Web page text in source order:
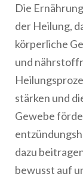
Die
der Heilung,
körperliche
und
stärken und
Gewebe
dazu
bewusst auf